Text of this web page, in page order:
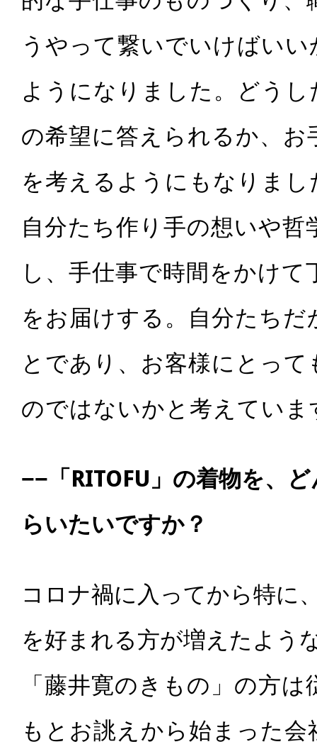
うやって繋いでいけばい
ようになりました。 どう
の希望に答えられるか、
を考えるようにもなりまし
自分たち作り手の想いや
し、手仕事で時間をかけ
をお届けする。自分たち
とであり、お客様にとっ
のではないかと考えていま
−−「RITOFU」の着物を、
らいたいですか？
コロナ禍に入ってから特に
を好まれる方が増えたよう
「藤井寛のきもの」の方
もとお誂えから始まった